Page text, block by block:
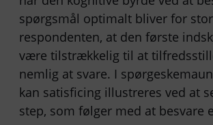
spørgsmål optimalt bliver for
respondenten, at den første
være tilstrækkelig til at
nemlig at svare. I
kan satisficing illustreres ved at
step, som følger med at besvare